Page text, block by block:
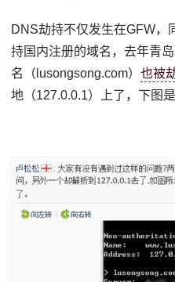
DNS劫持不仅发生在GFW，
持国内注册的域名，去年青
名（lusongsong.com）也被
地（127.0.0.1）上了，下图